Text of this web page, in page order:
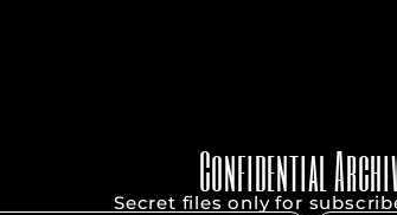
Confidential
Secret files only for